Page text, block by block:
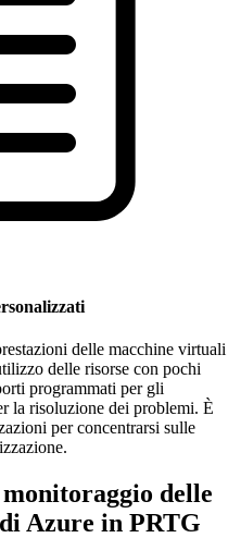
delle macchine virtuali
delle risorse con pochi
programmati per gli
la risoluzione dei problemi. È
per concentrarsi sulle
delle
Azure in PRTG